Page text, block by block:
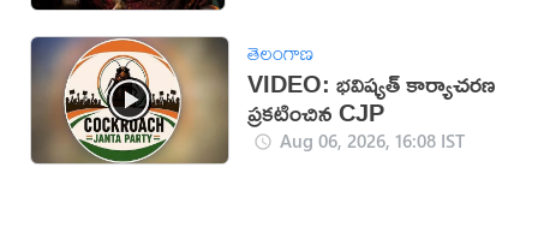
తెలంగాణ
VIDEO: భవిష్యత్ కార్యాచరణ
ప్రకటించిన CJP
Aug 06, 2026, 16:08 IST